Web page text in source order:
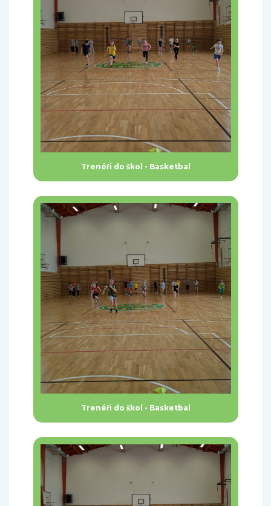
Trenéři do škol - Basketbal
Trenéři do škol - Basketbal